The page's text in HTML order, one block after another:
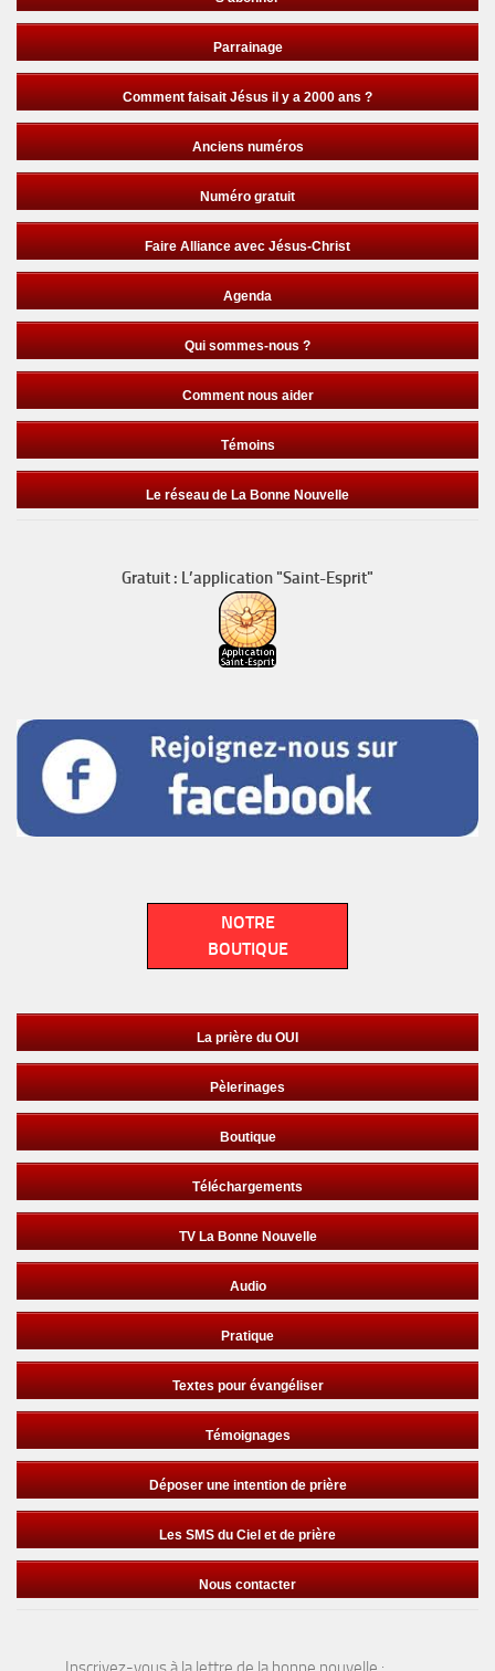
Parrainage
Comment faisait Jésus il y a 2000 ans ?
Anciens numéros
Numéro gratuit
Faire Alliance avec Jésus-Christ
Agenda
Qui sommes-nous ?
Comment nous aider
Témoins
Le réseau de La Bonne Nouvelle
Gratuit : L’application "Saint-Esprit"
NOTRE
BOUTIQUE
La prière du OUI
Pèlerinages
Boutique
Téléchargements
TV La Bonne Nouvelle
Audio
Pratique
Textes pour évangéliser
Témoignages
Déposer une intention de prière
Les SMS du Ciel et de prière
Nous contacter